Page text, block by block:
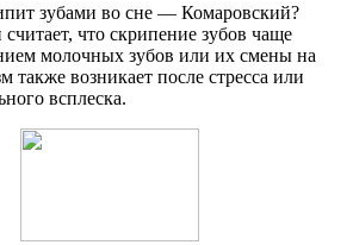
зубами во сне — Комаровский?
что скрипение зубов чаще
молочных зубов или их смены на
также возникает после стресса или
всплеска.